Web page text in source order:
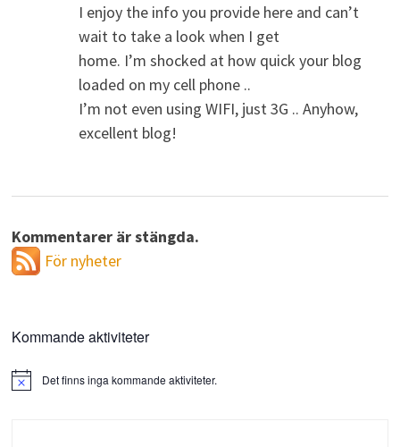
I enjoy the info you provide here and can’t
wait to take a look when I get
home. I’m shocked at how quick your blog
loaded on my cell phone ..
I’m not even using WIFI, just 3G .. Anyhow,
excellent blog!
Kommentarer är stängda.
För nyheter
Kommande aktiviteter
Notis Det finns inga kommande aktiviteter.